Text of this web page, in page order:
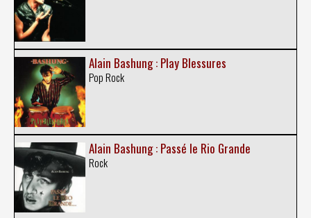
Alain Bashung : Play Blessures
Pop Rock
Alain Bashung : Passé le Rio Grande
Rock